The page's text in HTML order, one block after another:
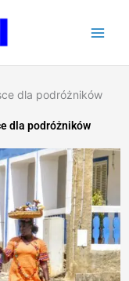
dla podróżników
dla podróżników